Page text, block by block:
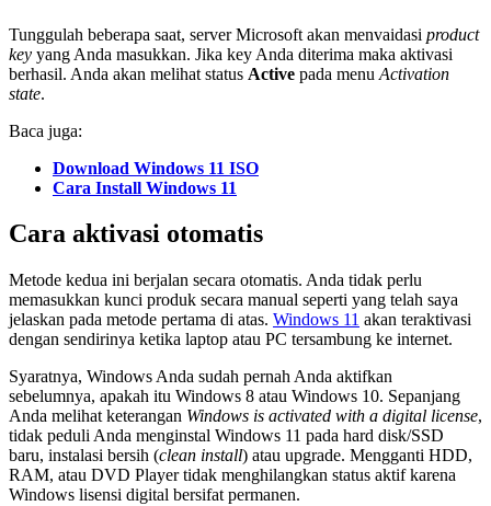
Tunggulah beberapa saat, server Microsoft akan menvaidasi product
key yang Anda masukkan. Jika key Anda diterima maka aktivasi
berhasil. Anda akan melihat status Active pada menu Activation
state.
Baca juga:
Download Windows 11 ISO
Cara Install Windows 11
Cara aktivasi otomatis
Metode kedua ini berjalan secara otomatis. Anda tidak perlu
memasukkan kunci produk secara manual seperti yang telah saya
jelaskan pada metode pertama di atas. Windows 11 akan teraktivasi
dengan sendirinya ketika laptop atau PC tersambung ke internet.
Syaratnya, Windows Anda sudah pernah Anda aktifkan
sebelumnya, apakah itu Windows 8 atau Windows 10. Sepanjang
Anda melihat keterangan Windows is activated with a digital license,
tidak peduli Anda menginstal Windows 11 pada hard disk/SSD
baru, instalasi bersih (clean install) atau upgrade. Mengganti HDD,
RAM, atau DVD Player tidak menghilangkan status aktif karena
Windows lisensi digital bersifat permanen.